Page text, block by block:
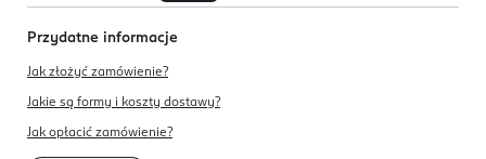
Przydatne informacje
Jak złożyć zamówienie?
Jakie są formy i koszty dostawy?
Jak opłacić zamówienie?